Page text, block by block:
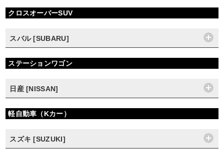
クロスオーバーSUV
スバル [SUBARU]
ステーションワゴン
日産 [NISSAN]
軽自動車（Kカー）
スズキ [SUZUKI]